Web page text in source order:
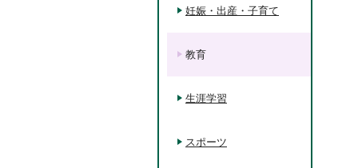
妊娠・出産・子育て
教育
生涯学習
スポーツ